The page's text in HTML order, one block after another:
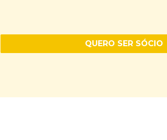
QUERO SER SÓCIO